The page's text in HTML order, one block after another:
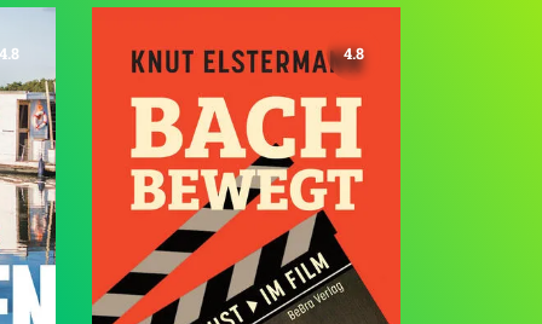
4.8 4.8